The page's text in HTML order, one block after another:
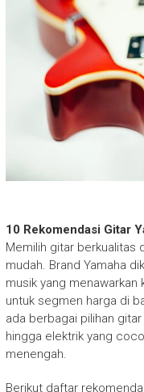
10 Rekomendasi Gitar
Memilih gitar berkualitas
mudah. Brand Yamaha
musik yang menawarkan
untuk segmen harga di
ada berbagai pilihan
hingga elektrik yang
menengah.
Berikut daftar